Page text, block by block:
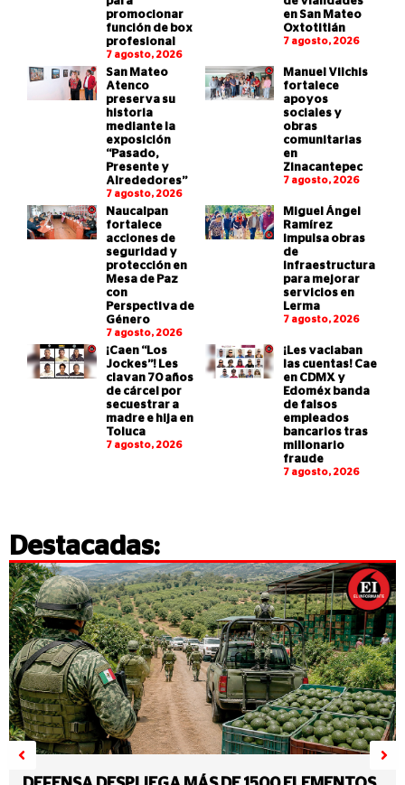
promocionar
función de box
profesional
7 agosto, 2026
en San Mateo
Oxtotitlán
7 agosto, 2026
San Mateo
Atenco
preserva su
historia
mediante la
exposición
“Pasado,
Presente y
Alrededores”
7 agosto, 2026
Manuel Vilchis
fortalece
apoyos
sociales y
obras
comunitarias
en
Zinacantepec
7 agosto, 2026
Naucalpan
fortalece
acciones de
seguridad y
protección en
Mesa de Paz
con
Perspectiva de
Género
7 agosto, 2026
Miguel Ángel
Ramírez
impulsa obras
de
infraestructura
para mejorar
servicios en
Lerma
7 agosto, 2026
¡Caen “Los
Jockes”! Les
clavan 70 años
de cárcel por
secuestrar a
madre e hija en
Toluca
7 agosto, 2026
¡Les vaciaban
las cuentas! Cae
en CDMX y
Edoméx banda
de falsos
empleados
bancarios tras
millonario
fraude
7 agosto, 2026
Destacadas: